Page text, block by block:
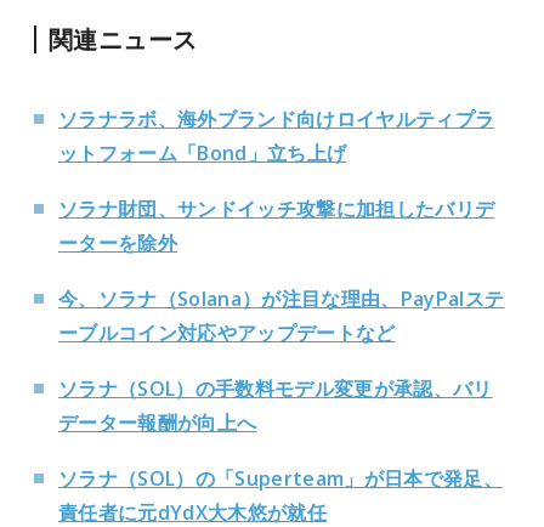
関連ニュース
ソラナラボ、海外ブランド向けロイヤルティプラ
ットフォーム「Bond」立ち上げ
ソラナ財団、サンドイッチ攻撃に加担したバリデ
ーターを除外
今、ソラナ（Solana）が注目な理由、PayPalステ
ーブルコイン対応やアップデートなど
ソラナ（SOL）の手数料モデル変更が承認、バリ
データー報酬が向上へ
ソラナ（SOL）の「Superteam 」が日本で発足、
責任者に元dYdX大木悠が就任